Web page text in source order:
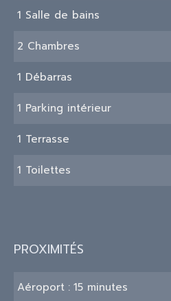
1 Salle de bains
2 Chambres
1 Débarras
1 Parking intérieur
1 Terrasse
1 Toilettes
PROXIMITÉS
Aéroport 15 minutes